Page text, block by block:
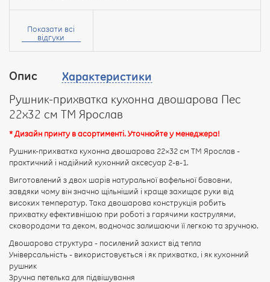
Опис
Характеристики
Рушник-прихватка кухонна двошарова Пес
22х32 см ТМ Ярослав
* Дизайн принту в асортименті. Уточнюйте у менеджера!
Рушник-прихватка кухонна двошарова 22×32 см ТМ Ярослав -
практичний і надійний кухонний аксесуар 2-в-1.
Виготовлений з двох шарів натуральної вафельної бавовни,
завдяки чому він значно щільніший і краще захищає руки від
високих температур. Така двошарова конструкція робить
прихватку ефективнішою при роботі з гарячими каструлями,
сковородами та деком, водночас залишаючи її легкою та зручною.
Двошарова структура - посилений захист від тепла
Універсальність - використовується і як прихватка, і як кухонний
рушник
Зручна петелька для підвішування
Ваше
Ваш
Рейтинг:
ПРОДОВЖИТИ
Показати всі
відгуки